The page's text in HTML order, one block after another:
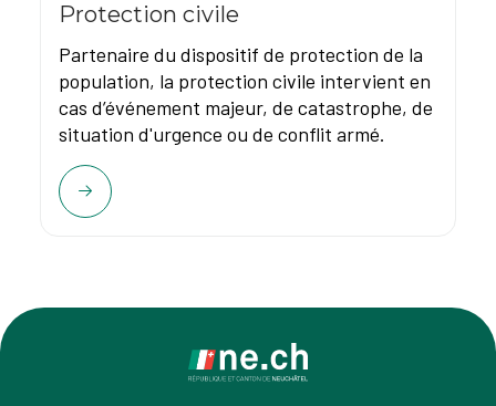
Protection civile
Partenaire du dispositif de protection de la
population, la protection civile intervient en
cas d’événement majeur, de catastrophe, de
situation d'urgence ou de conflit armé.